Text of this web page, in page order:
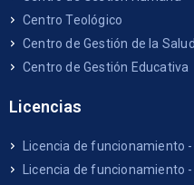
Centro Teológico
Centro de Gestión de la Salud
Centro de Gestión Educativa
Licencias
Licencia de funcionamiento
Licencia de funcionamiento